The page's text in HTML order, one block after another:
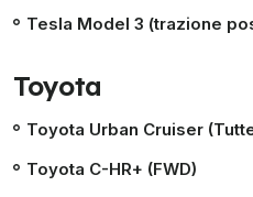
Tesla Model 3 (trazione
Toyota
Toyota Urban Cruiser
Toyota C-HR+ (FWD)